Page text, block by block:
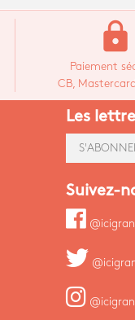
lock
Paiement
CB,
Les
Suivez-